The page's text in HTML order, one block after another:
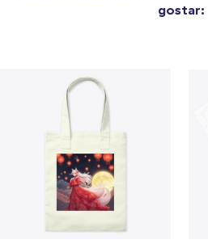
gostar: